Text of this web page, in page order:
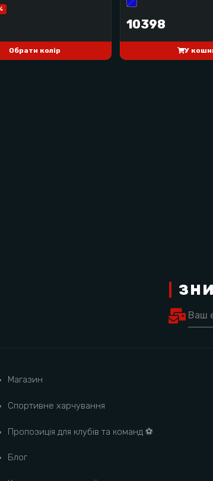
Обрати колір
10398
У
Магазин
Спортивне харчування
Пропозиція для клубів та команд ⚽️
Блог